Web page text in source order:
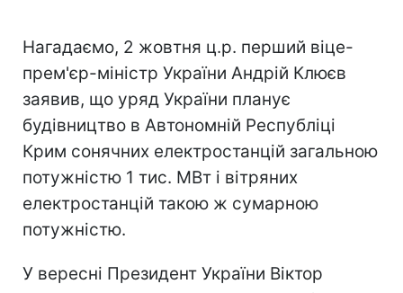
Нагадаємо, 2 жовтня ц.р. перший віце-
прем'єр-міністр України Андрій Клюєв
заявив, що уряд України планує
будівництво в Автономній Республіці
Крим сонячних електростанцій загальною
потужністю 1 тис. МВт і вітряних
електростанцій такою ж сумарною
потужністю.
У вересні Президент України Віктор